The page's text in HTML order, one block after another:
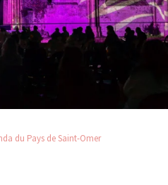
du Pays de Saint-Omer